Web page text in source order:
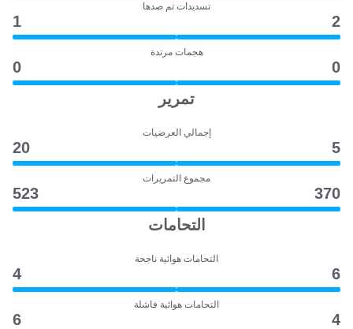
تسديدات تم صدها
2
1
هجمات مرتدة
0
0
تمرير
إجمالي العرضيات
5
20
مجموع التمريرات
370
523
التحامات
التحامات هوائية ناجحة
6
4
التحامات هوائية فاشلة
4
6